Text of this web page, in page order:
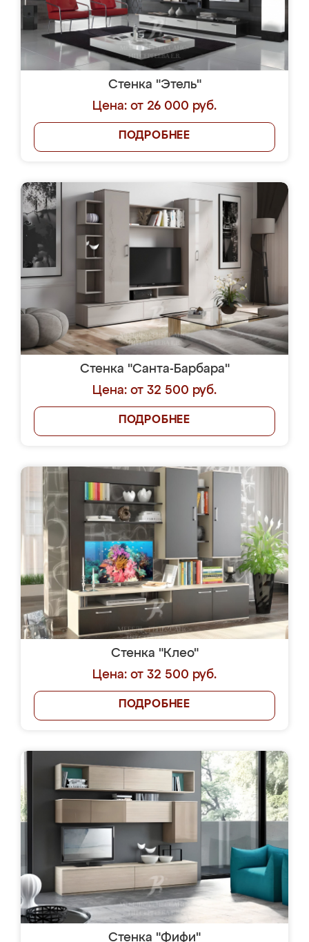
Стенка "Этель"
Цена: от 26 000 руб.
ПОДРОБНЕЕ
Стенка "Санта-Барбара"
Цена: от 32 500 руб.
ПОДРОБНЕЕ
Стенка "Клео"
Цена: от 32 500 руб.
ПОДРОБНЕЕ
Стенка "Фифи"